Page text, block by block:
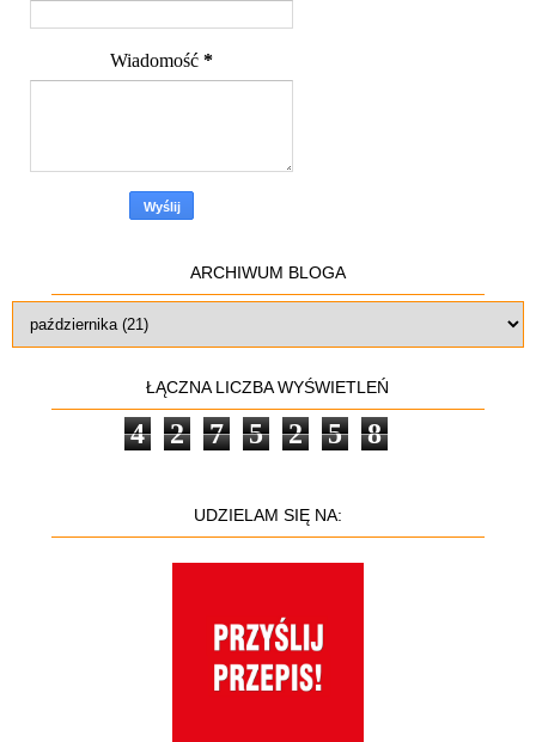
Wiadomość *
ARCHIWUM BLOGA
ŁĄCZNA LICZBA WYŚWIETLEŃ
4 2 7 5 2 5 8
UDZIELAM SIĘ NA: